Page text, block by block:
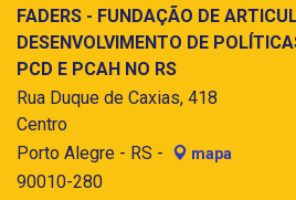
FADERS - FUNDAÇÃO DE
DESENVOLVIMENTO DE
PCD E PCAH NO RS
Rua Duque de Caxias, 418
Centro
Porto Alegre - RS -
mapa
90010-280